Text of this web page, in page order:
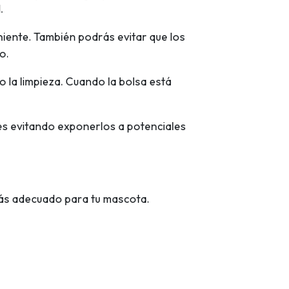
También podrás evitar que los
la limpieza. Cuando la bolsa está
evitando exponerlos a potenciales
adecuado para tu mascota.